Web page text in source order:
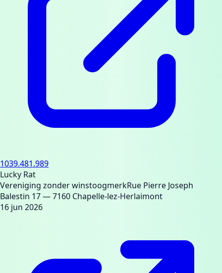
1039.481.989
Lucky Rat
Vereniging zonder winstoogmerkRue Pierre Joseph
Balestin 17— 7160 Chapelle-lez-Herlaimont
16 jun 2026